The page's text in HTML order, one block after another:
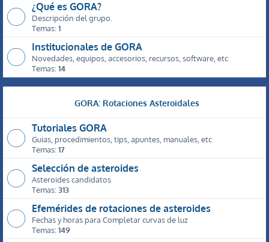
¿Qué es GORA?
Descripción del grupo.
Temas:1
Institucionales de GORA
Novedades, equipos, accesorios, recursos, software, etc
Temas:14
GORA: Rotaciones Asteroidales
Tutoriales GORA
Guias, procedimientos, tips, apuntes, manuales, etc
Temas:17
Selección de asteroides
Asteroides candidatos
Temas:313
Efemérides de rotaciones de asteroides
Fechas y horas para Completar curvas de luz
Temas:149